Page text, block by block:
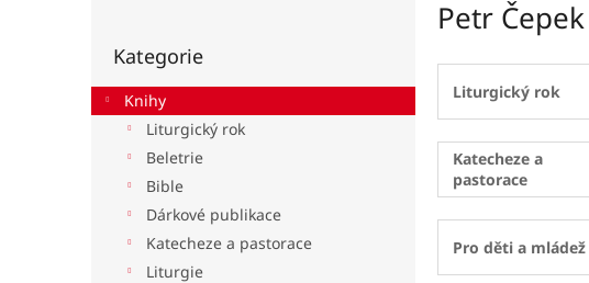
r
a
kategorie
Kategorie
Knihy
Liturgický rok
Beletrie
Bible
Dárkové publikace
Katecheze a pastorace
Liturgie
Petr Čepek
Liturgický rok
Katecheze a
pastorace
Pro děti a mládež